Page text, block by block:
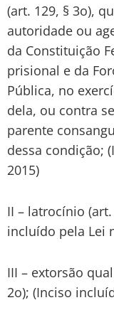
(art. 129, § 3o),
autoridade ou
da Constituição
prisional e da
Pública, no
dela, ou contra
parente
dessa condição;
2015)
II – latrocínio
incluído pela Lei
III – extorsão
2o); (Inciso